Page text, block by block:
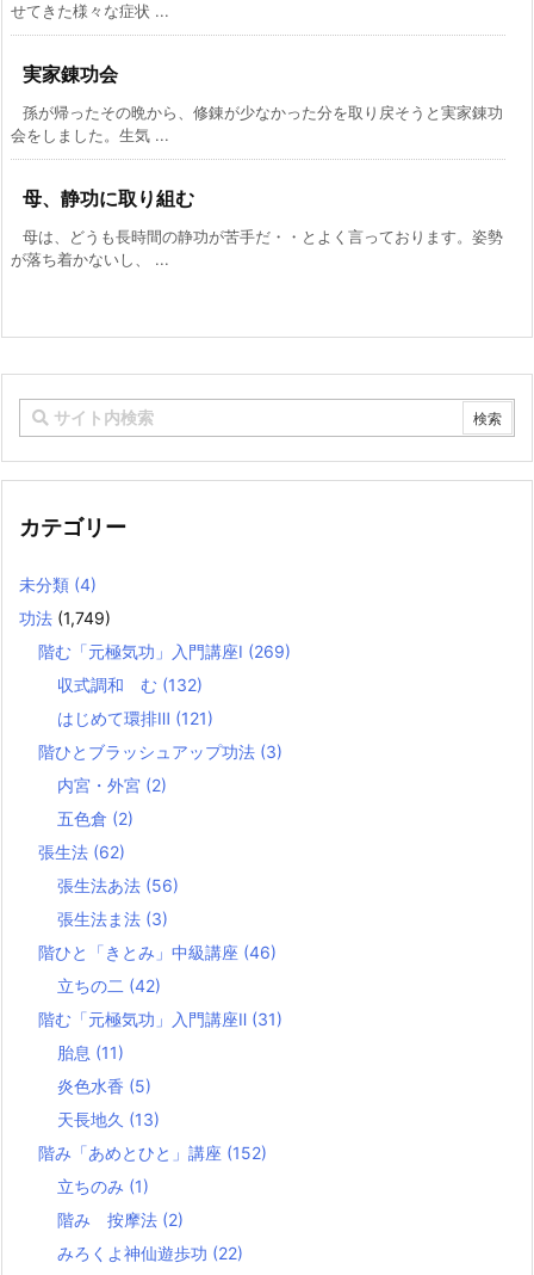
せてきた様々な症状 ...
実家錬功会
孫が帰ったその晩から、修錬が少なかった分を取り戻そうと実家錬功
会をしました。生気 ...
母、静功に取り組む
母は、どうも長時間の静功が苦手だ・・とよく言っております。姿勢
が落ち着かないし、 ...
カテゴリー
未分類 (4)
功法 (1,749)
階む「元極気功」入門講座Ⅰ (269)
収式調和 む (132)
はじめて環排Ⅲ (121)
階ひとブラッシュアップ功法 (3)
内宮・外宮 (2)
五色倉 (2)
張生法 (62)
張生法あ法 (56)
張生法ま法 (3)
階ひと「きとみ」中級講座 (46)
立ちの二 (42)
階む「元極気功」入門講座Ⅱ (31)
胎息 (11)
炎色水香 (5)
天長地久 (13)
階み「あめとひと」講座 (152)
立ちのみ (1)
階み 按摩法 (2)
みろくよ神仙遊歩功 (22)